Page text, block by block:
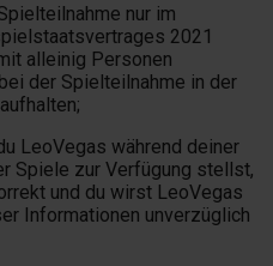
nur im
2021
alleinig Personen
der Spielteilnahme in der
LeoVegas während deiner
Spiele zur Verfügung stellst,
und du wirst LeoVegas
Informationen unverzüglich